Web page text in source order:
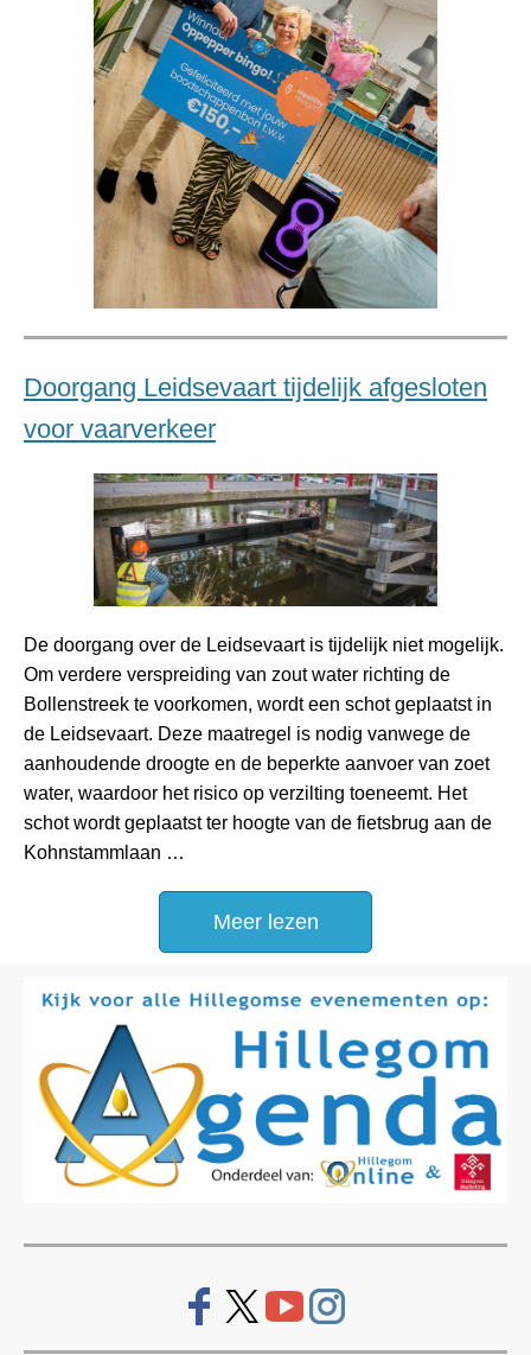
Doorgang Leidsevaart tijdelijk afgesloten
voor vaarverkeer
De doorgang over de Leidsevaart is tijdelijk niet mogelijk.
Om verdere verspreiding van zout water richting de
Bollenstreek te voorkomen, wordt een schot geplaatst in
de Leidsevaart. Deze maatregel is nodig vanwege de
aanhoudende droogte en de beperkte aanvoer van zoet
water, waardoor het risico op verzilting toeneemt. Het
schot wordt geplaatst ter hoogte van de fietsbrug aan de
Kohnstammlaan …
Meer lezen